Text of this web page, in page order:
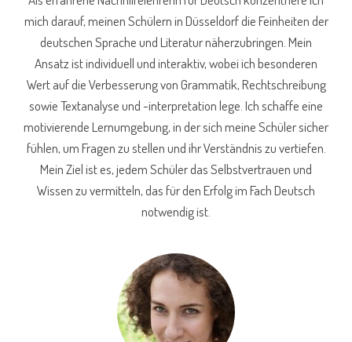
mich darauf, meinen Schülern in Düsseldorf die Feinheiten der
deutschen Sprache und Literatur näherzubringen. Mein
Ansatz ist individuell und interaktiv, wobei ich besonderen
Wert auf die Verbesserung von Grammatik, Rechtschreibung
sowie Textanalyse und -interpretation lege. Ich schaffe eine
motivierende Lernumgebung, in der sich meine Schüler sicher
fühlen, um Fragen zu stellen und ihr Verständnis zu vertiefen.
Mein Ziel ist es, jedem Schüler das Selbstvertrauen und
Wissen zu vermitteln, das für den Erfolg im Fach Deutsch
notwendig ist.